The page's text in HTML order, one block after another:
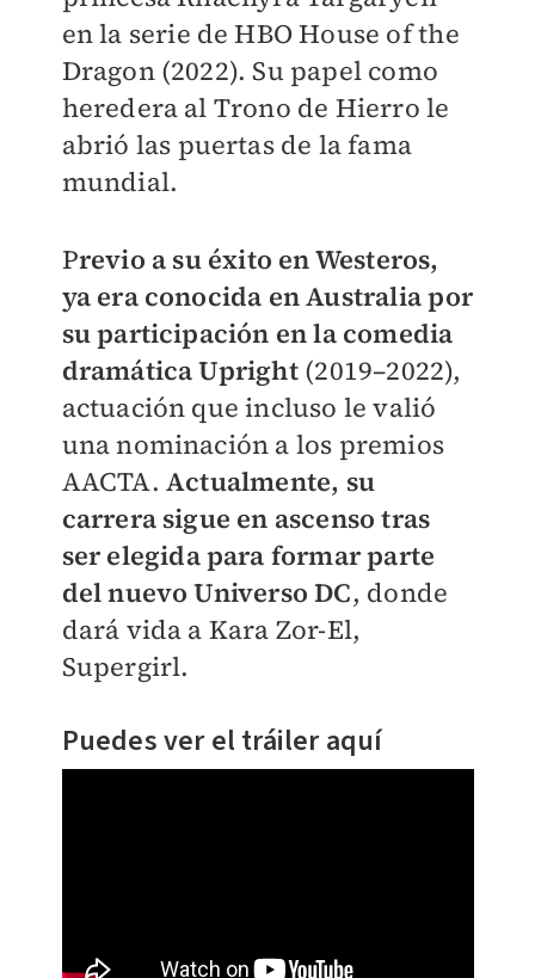
en la serie de HBO House of the
Dragon (2022). Su papel como
heredera al Trono de Hierro le
abrió las puertas de la fama
mundial.
Previo a su éxito en Westeros,
ya era conocida en Australia por
su participación en la comedia
dramática Upright(2019–2022),
actuación que incluso le valió
una nominación a los premios
AACTA. Actualmente, su
carrera sigue en ascenso tras
ser elegida para formar parte
del nuevo Universo DC, donde
dará vida a Kara Zor-El,
Supergirl.
Puedes ver el tráiler aquí